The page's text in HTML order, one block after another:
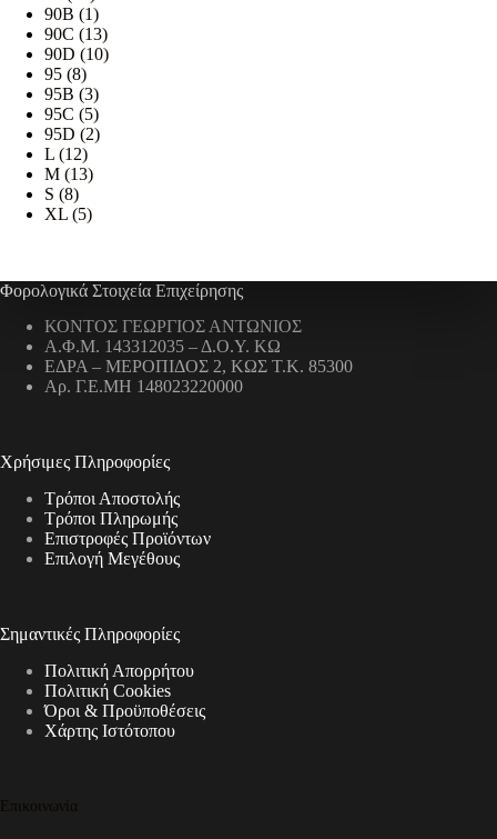
90B (1)
90C (13)
90D (10)
95 (8)
95B (3)
95C (5)
95D (2)
L (12)
M (13)
S (8)
XL (5)
Φορολογικά Στοιχεία Επιχείρησης
ΚΟΝΤΟΣ ΓΕΩΡΓΙΟΣ ΑΝΤΩΝΙΟΣ
Α.Φ.Μ. 143312035 – Δ.Ο.Υ. ΚΩ
ΕΔΡΑ – ΜΕΡΟΠΙΔΟΣ 2, ΚΩΣ Τ.Κ. 85300
Αρ. Γ.Ε.ΜΗ 148023220000
Χρήσιμες Πληροφορίες
Τρόποι Αποστολής
Τρόποι Πληρωμής
Επιστροφές Προϊόντων
Επιλογή Μεγέθους
Σημαντικές Πληροφορίες
Πολιτική Απορρήτου
Πολιτική Cookies
Όροι & Προϋποθέσεις
Χάρτης Ιστότοπου
Επικοινωνία